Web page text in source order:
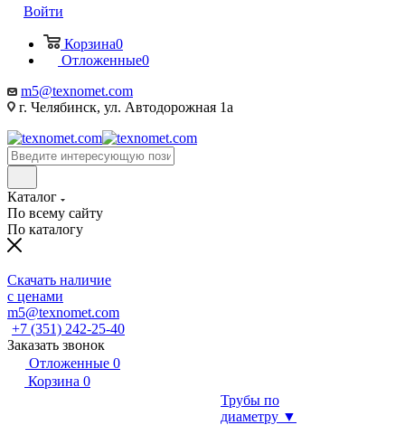
Войти
Корзина0
Отложенные0
m5@texnomet.com
г. Челябинск, ул. Автодорожная 1а
Каталог
По всему сайту
По каталогу
Скачать наличие
с ценами
m5@texnomet.com
+7 (351) 242-25-40
Заказать звонок
Отложенные 0
Корзина 0
Трубы по
диаметру ▼